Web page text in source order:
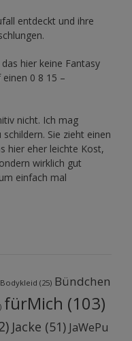
entdeckt und ihre
hier keine Fantasy
0 8 15 –
nicht. Ich mag
Sie zieht einen
hier eher leichte Kost,
wirklich gut
einfach mal
Bodykleid (25) Bündchen
fürMich (103)
Jacke (51) JaWePu